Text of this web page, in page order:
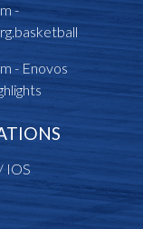
-
- Enovos
IOS